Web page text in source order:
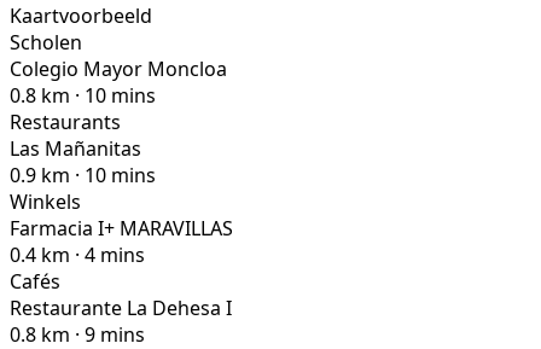
Kaartvoorbeeld
Scholen
Colegio Mayor Moncloa
0.8 km · 10 mins
Restaurants
Las Mañanitas
0.9 km · 10 mins
Winkels
Farmacia I+ MARAVILLAS
0.4 km · 4 mins
Cafés
Restaurante La Dehesa I
0.8 km · 9 mins